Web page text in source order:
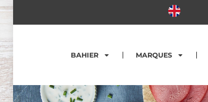
BAHIER MARQUES